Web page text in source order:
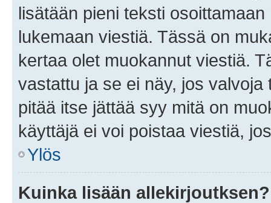
lisätään pieni teksti
lukemaan viestiä. Tässä on
kertaa olet muokannut viestiä.
vastattu ja se ei näy, jos
pitää itse jättää syy mitä on
käyttäjä ei voi poistaa viestiä,
Ylös
Kuinka lisään allekirjoutksen?